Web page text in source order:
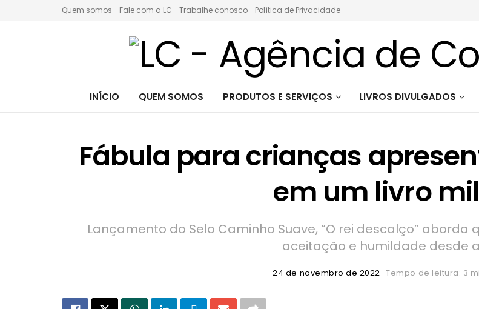
Quem somos Fale com a LC Trabalhe conosco Política de Privacidade
INÍCIO QUEM SOMOS PRODUTOS E SERVIÇOS LIVROS DIVULGADOS
Fábula para crianças
em um livro
Lançamento do Selo Caminho Suave, “O rei descalço”
aceitação e humildade desde
24 de novembro de 2022 Tempo de leitura: 3